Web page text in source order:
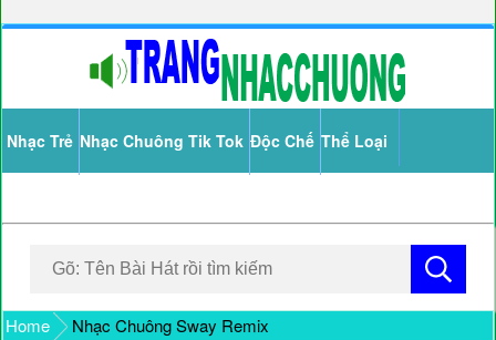
Nhạc Trẻ Nhạc Chuông Tik Tok Độc Chế Thể Loại
Home Nhạc Chuông Sway Remix